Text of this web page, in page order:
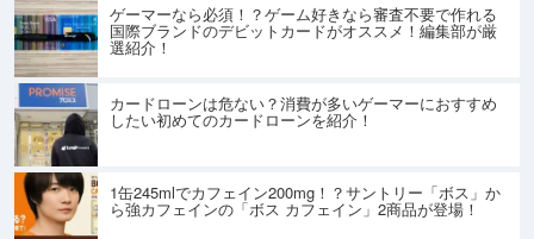
ゲーマーなら必須！？ゲーム好きなら審査不要で作れる
国際ブランドのデビットカードがオススメ！編集部が厳
選紹介！
カードローンは危ない？消費が多いゲーマーにおすすめ
したい初めてのカードローンを紹介！
1缶245mlでカフェイン200mg！？サントリー「ボス」か
ら強カフェインの「ボス カフェイン」2商品が登場！